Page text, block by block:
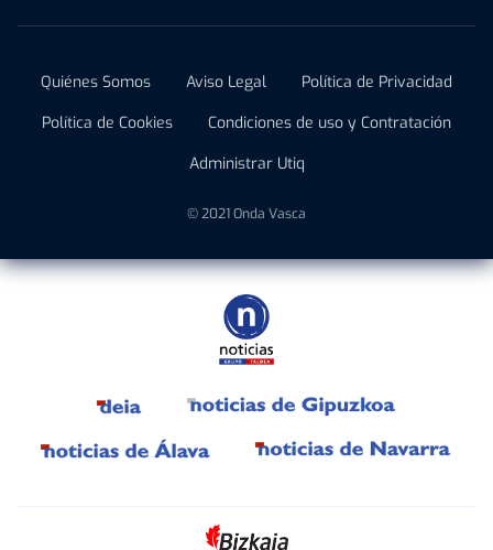
Quiénes Somos Aviso Legal
Política de Privacidad
Política de Cookies
Condiciones de uso y Contratación
Administrar Utiq
© 2021 Onda Vasca